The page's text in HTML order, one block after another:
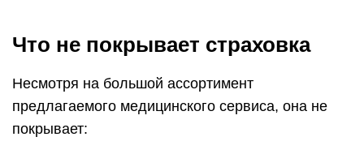
Что не покрывает страховка
Несмотря на большой ассортимент
предлагаемого медицинского сервиса, она не
покрывает: